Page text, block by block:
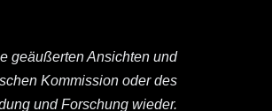
geäußerten Ansichten und
Kommission oder des
und Forschung wieder.